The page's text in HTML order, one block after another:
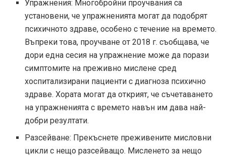
Упражнения: Многобройни проучвания са
установени, че упражненията могат да подобрят
психичното здраве, особено с течение на времето.
Въпреки това, проучване от 2018 г. съобщава, че
дори една сесия на упражнение може да порази
симптомите на преживно мислене сред
хоспитализирани пациенти с диагноза психично
здраве. Хората могат да открият, че съчетаването
на упражненията с времето навън им дава най-
добри резултати.
Разсейване: Прекъснете преживените мисловни
цикли с нещо разсейващо. Мисленето за нещо